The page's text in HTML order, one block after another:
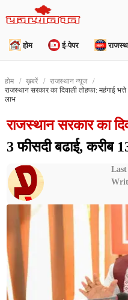
होम ई-पेपर
होम ख़बरें
राजस्थान न्यूज
राजस्थान सरकार का दिवाली तोहफा: महंगाई
लाभ
राजस्थान सरकार का
3 फीसदी बढाई, करीब